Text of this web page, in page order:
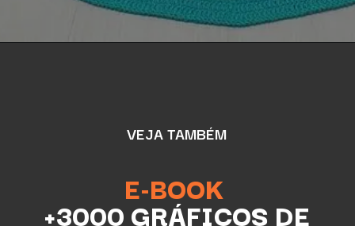
E-BOOK
+3000 GRÁFICOS DE
VEJA TAMBÉM